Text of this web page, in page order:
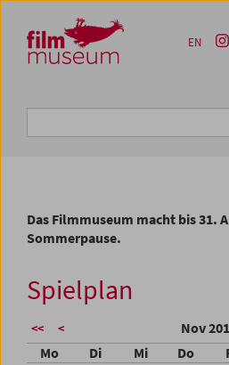
Zum Inhalt
Zum Hauptmenü
Zur Servicenavigation
Zum Suche
EN
Das Filmmuseum macht bis 31.
Sommerpause.
Spielplan
<< < Nov
Mo Di Mi Do